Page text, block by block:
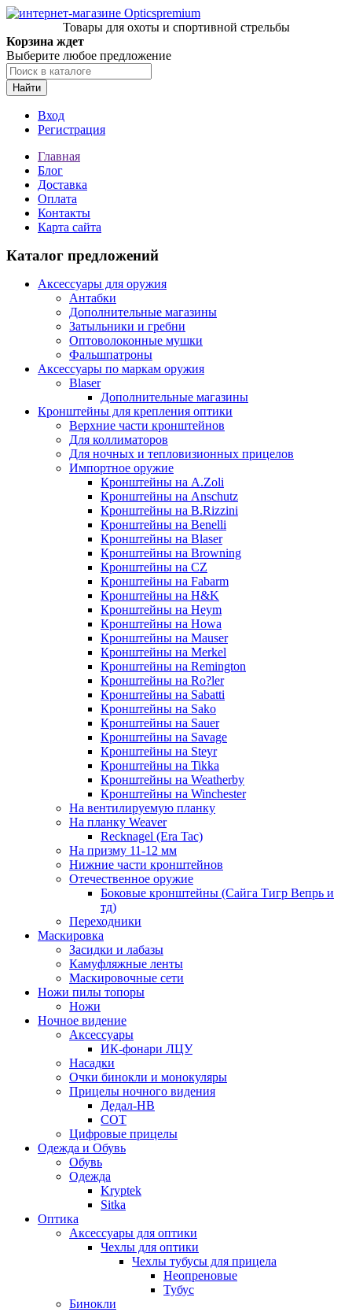
Товары для охоты и спортивной стрельбы
Корзина ждет
Выберите любое предложение
Найти
Вход
Регистрация
Главная
Блог
Доставка
Оплата
Контакты
Карта сайта
Каталог предложений
Аксессуары для оружия
Антабки
Дополнительные магазины
Затыльники и гребни
Оптоволоконные мушки
Фальшпатроны
Аксессуары по маркам оружия
Blaser
Дополнительные магазины
Кронштейны для крепления оптики
Верхние части кронштейнов
Для коллиматоров
Для ночных и тепловизионных прицелов
Импортное оружие
Кронштейны на A.Zoli
Кронштейны на Anschutz
Кронштейны на B.Rizzini
Кронштейны на Benelli
Кронштейны на Blaser
Кронштейны на Browning
Кронштейны на CZ
Кронштейны на Fabarm
Кронштейны на H&K
Кронштейны на Heym
Кронштейны на Howa
Кронштейны на Mauser
Кронштейны на Merkel
Кронштейны на Remington
Кронштейны на Ro?ler
Кронштейны на Sabatti
Кронштейны на Sako
Кронштейны на Sauer
Кронштейны на Savage
Кронштейны на Steyr
Кронштейны на Tikka
Кронштейны на Weatherby
Кронштейны на Winchester
На вентилируемую планку
На планку Weaver
Recknagel (Era Tac)
На призму 11-12 мм
Нижние части кронштейнов
Отечественное оружие
Боковые кронштейны (Сайга Тигр Вепрь и
тд)
Переходники
Маскировка
Засидки и лабазы
Камуфляжные ленты
Маскировочные сети
Ножи пилы топоры
Ножи
Ночное видение
Аксессуары
ИК-фонари ЛЦУ
Насадки
Очки бинокли и монокуляры
Прицелы ночного видения
Дедал-НВ
СОТ
Цифровые прицелы
Одежда и Обувь
Обувь
Одежда
Kryptek
Sitka
Оптика
Аксессуары для оптики
Чехлы для оптики
Чехлы тубусы для прицела
Неопреновые
Тубус
Бинокли